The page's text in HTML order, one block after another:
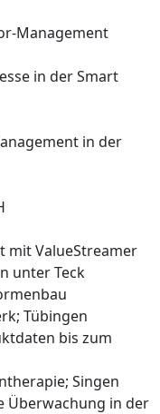
Management
in der Smart
in der
mit ValueStreamer
unter Teck
Tübingen
bis zum
Singen
Überwachung in der